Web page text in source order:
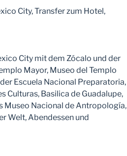
City, Transfer zum Hotel,
City mit dem Zócalo und der
Mayor, Museo del Templo
Escuela Nacional Preparatoria,
Culturas, Basilica de Guadalupe,
Museo Nacional de Antropología,
Welt, Abendessen und